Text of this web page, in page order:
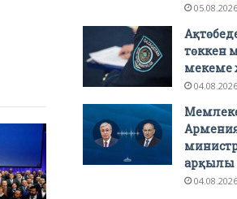
05.08.2026
төккен
мекеме
04.08.2026
арқылы
04.08.2026